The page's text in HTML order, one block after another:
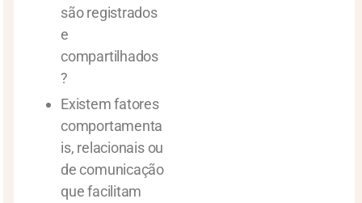
são registrados
e
compartilhados
?
Existem fatores
comportamenta
is, relacionais ou
de comunicação
que facilitam